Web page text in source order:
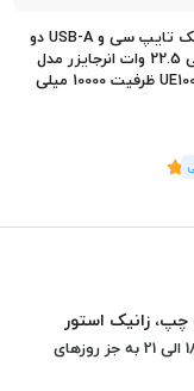
پاور بانک تایپ سی و USB-A دو
خروجی 22.5 وات انرجایزر مدل
UE10051PQ ظرفیت 10000 میلی
آمپر
چپ، زانیک استور
ساعت پاسخگویی : شنبه تا چهارشنبه 10 الی 14 - 18 الی 21 به جز روزهای